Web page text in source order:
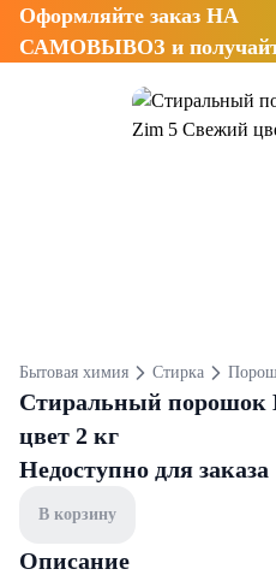
Оформляйте заказ НА
САМОВЫВОЗ и
Бытовая химия Стирка
Стиральный
цвет 2 кг
Недоступно для заказа
В корзину
Описание